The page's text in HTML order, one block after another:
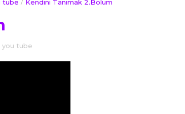
tube / Kendini Tanımak 2.Bölüm
you tube